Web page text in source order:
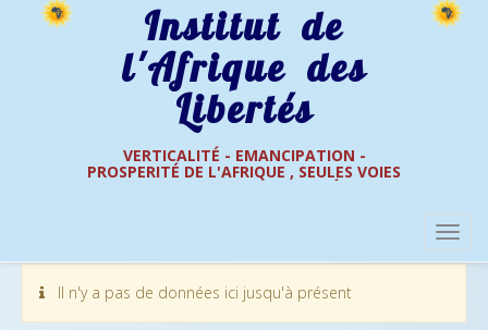
Institut de
l'Afrique des
Libertés
VERTICALITÉ - EMANCIPATION -
PROSPERITÉ DE L'AFRIQUE , SEULES VOIES
DE L'AFRIQUE DES LIBERTÉS
Spiritualités d'Afrique
Il n'y a pas de données ici jusqu'à présent